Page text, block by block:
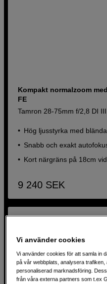
Kompakt normalzoom
FE
Tamron 28-75mm f/2,8 DI
Hög ljusstyrka med
Snabb och exakt
Kort närgräns på 18cm
9 240 SEK
Vi använder cookies
Vi använder cookies för att samla in
på vår webbplats, analysera
personaliserad marknadsföring.
från våra externa partners som t.ex